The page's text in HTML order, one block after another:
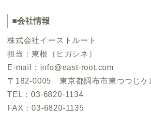
■会社情報
株式会社イーストルート
担当：東根（ヒガシネ）
E-mail：info@east-root.com
〒182-0005 東京都調布市東つつじケ
TEL：03-6820-1134
FAX：03-6820-1135